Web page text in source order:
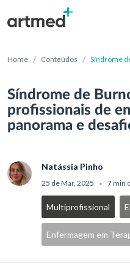
Home / Conteúdos / Síndrome
Síndrome de
profissionais de
panorama e
Natássia Pinho
25 de Mar, 2025 • 7 min
Multiprofissional
Enfermagem em